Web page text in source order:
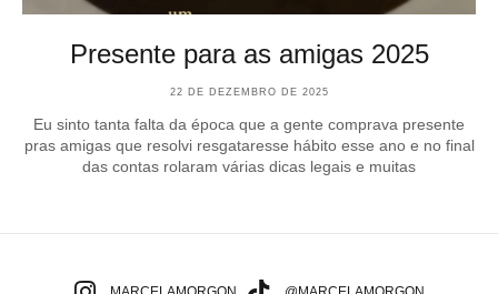
Presente para as amigas 2025
22 DE DEZEMBRO DE 2025
Eu sinto tanta falta da época que a gente comprava presente
pras amigas que resolvi resgataresse hábito esse ano e no final
das contas rolaram várias dicas legais e muitas